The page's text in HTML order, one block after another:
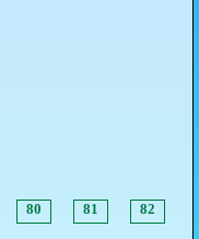
80 81 82